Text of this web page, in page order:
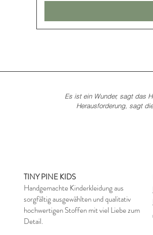
Es ist ein Wunder, sagt das
Herausforderung, sagt
TINY PINE KIDS
Handgemachte Kinderkleidung aus
sorgfältig ausgewählten und qualitativ
hochwertigen Stoffen mit viel Liebe zum
Detail.